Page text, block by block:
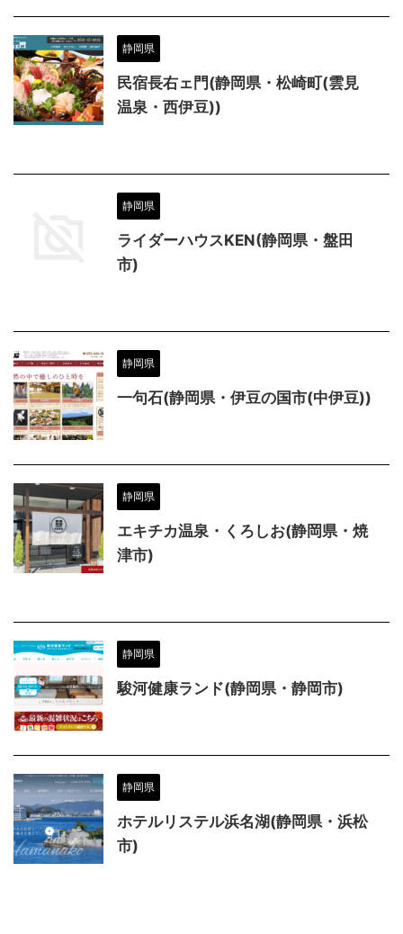
静岡県
民宿長右ェ門(静岡県・松崎町(雲見
温泉・西伊豆))
静岡県
ライダーハウスKEN(静岡県・盤田
市)
静岡県
一句石(静岡県・伊豆の国市(中伊豆))
静岡県
エキチカ温泉・くろしお(静岡県・焼
津市)
静岡県
駿河健康ランド(静岡県・静岡市)
静岡県
ホテルリステル浜名湖(静岡県・浜松
市)